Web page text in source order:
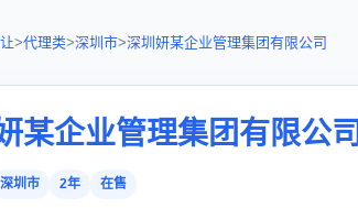
>代理类>深圳市>深圳妍某企业管理集团有限公司
某企业管理集团有限公司
深圳市 2年 在售